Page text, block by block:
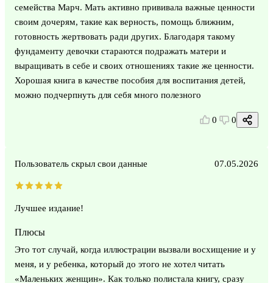
семейства Марч. Мать активно прививала важные ценности
своим дочерям, такие как верность, помощь ближним,
готовность жертвовать ради других. Благодаря такому
фундаменту девочки стараются подражать матери и
выращивать в себе и своих отношениях такие же ценности.
Хорошая книга в качестве пособия для воспитания детей,
можно подчерпнуть для себя много полезного
0 0
Пользователь скрыл свои данные 07.05.2026
Лучшее издание!
Плюсы
Это тот случай, когда иллюстрации вызвали восхищение и у
меня, и у ребенка, который до этого не хотел читать
«Маленьких женщин». Как только полистала книгу, сразу